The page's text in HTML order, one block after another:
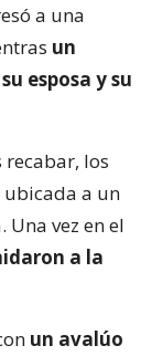
a una
un
esposa y su
los
a un
vez en el
a la
un avalúo